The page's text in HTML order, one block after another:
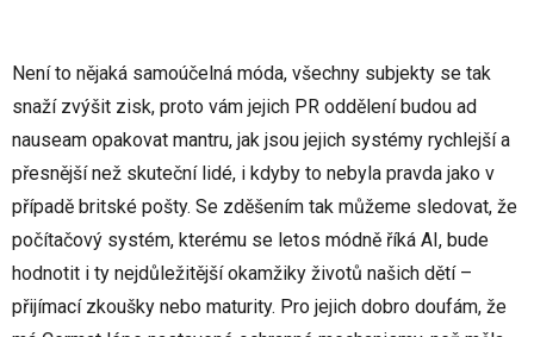
Není to nějaká samoúčelná móda, všechny subjekty se tak
snaží zvýšit zisk, proto vám jejich PR oddělení budou ad
nauseam opakovat mantru, jak jsou jejich systémy rychlejší a
přesnější než skuteční lidé, i kdyby to nebyla pravda jako v
případě britské pošty. Se zděšením tak můžeme sledovat, že
počítačový systém, kterému se letos módně říká AI, bude
hodnotit i ty nejdůležitější okamžiky životů našich dětí –
přijímací zkoušky nebo maturity. Pro jejich dobro doufám, že